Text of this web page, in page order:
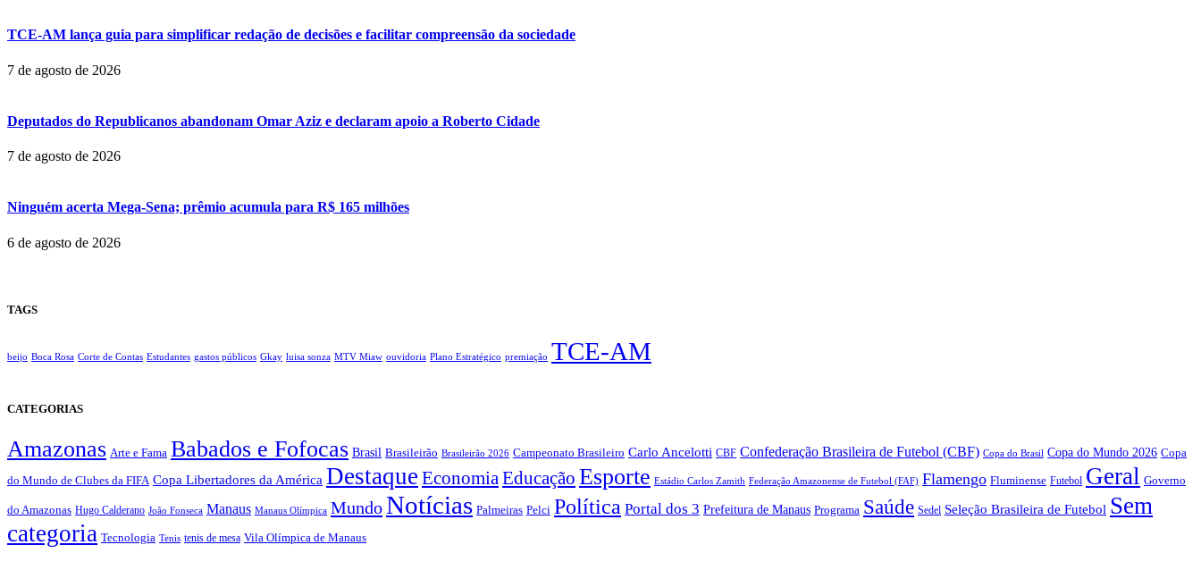
TCE-AM lança guia para simplificar redação de decisões e facilitar compreensão da sociedade
7 de agosto de 2026
Deputados do Republicanos abandonam Omar Aziz e declaram apoio a Roberto Cidade
7 de agosto de 2026
Ninguém acerta Mega-Sena; prêmio acumula para R$ 165 milhões
6 de agosto de 2026
TAGS
beijo Boca Rosa Corte de Contas Estudantes gastos públicos Gkay luisa sonza MTV Miaw ouvidoria Plano Estratégico premiação TCE-AM
CATEGORIAS
Amazonas Arte e Fama Babados e Fofocas Brasil Brasileirão Brasileirão 2026 Campeonato Brasileiro Carlo Ancelotti CBF Confederação Brasileira de Futebol (CBF) Copa do Brasil Copa do Mundo 2026 Copa
do Mundo de Clubes da FIFA Copa Libertadores da América Destaque EconomiaEducação Esporte Estádio Carlos Zamith Federação Amazonense de Futebol (FAF) Flamengo Fluminense Futebol Geral Governo
do Amazonas Hugo Calderano João Fonseca Manaus Manaus Olímpica MundoNotícias Palmeiras Pelci Política Portal dos 3 Prefeitura de Manaus Programa Saúde Sedel Seleção Brasileira de Futebol Sem
categoria Tecnologia Tenis tenis de mesa Vila Olímpica de Manaus